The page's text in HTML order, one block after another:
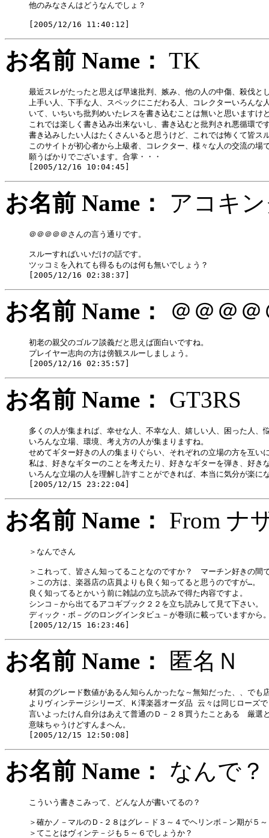
他のみなさんはどうなんでしょ？
お名前 Name： TK
最近スレがたったと思えば早速批判、嫉み、他の人の中傷、殺伐と
上手い人、下手な人、スペックにこだわる人、コレクターいろんな
いて、いちいち批判めいたレスを書き込むことは無いと思いますけ
これでは楽しく書き込み出来ないし、書き込むと批判され悪循環で
書き込みしたい人はたくさんいると思うけど、これでは怖くて皆ス
このサイトが初心者から上級者、コレクター、様々な人の交流の場
願うばかりでございます。合掌・・・
お名前 Name： アコ
＠＠＠＠＠さんの言う通りです。
スルーすればいいだけの話です。
ツッコミを入れても得るものは何も無いでしょう？
お名前 Name： ＠＠
初老の親父のゴルフ談義だと思えば面白いですね。
プレイヤー志向の方は傍観スルーしましょう。
お名前 Name：
多くの人が集まれば、幸せな人、不幸な人、嬉しい人、困った人、
いろんな立場、環境、考え方の人が集まりますね。
せめてギター好きの人の集まりぐらい、それぞれの立場の方を互い
私は、好きなギターのことを考えたり、好きなギターを弾き、好き
いろんな立場の人を理解し許すことができれば、本当に気分が楽に
お名前 Name： From
＞なんでさん
＞これって、皆さん知ってることなのですか？　マーチン好きの間
＞この方は、楽器店の店員よりも良く知ってると思うのですが…。
良く知ってるとかいう前に雑誌の立ち読みで得た内容ですよ。
シンコ－から出てるアコギブック２２を立ち読みして見て下さい。
ディック・ボ－グのロングインタビュ－が巻頭に載っていますから
お名前 Name： 匿名
材質のグレード数値があるん知らんかったな～無知だった、、でも
よりヴィンテージシリーズ、Ｋ澤楽器オーダ品 云々は同じローズ
言いよったけん自分はあえて普通のＤ－２８買うたことある　厳選
意味ちゃうけどすんまへん。
お名前 Name： なん
こういう書きこみって、どんな人が書いてるの？
＞確かノ－マルのＤ-２８はグレ－ド３～４でヘリンボ－ン期が５
＞てことはヴィンテ－ジも５～６でしょうか？